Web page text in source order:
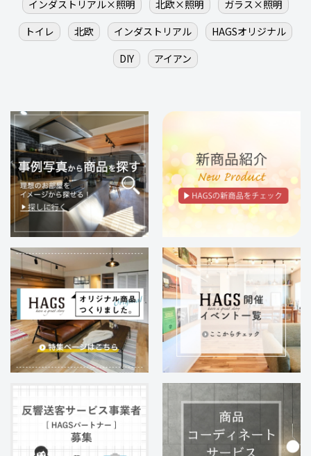
インダストリアル×照明
北欧×照明
ガラス×照明
トイレ
北欧 インダストリアル
HAGSオリジナル
DIY
アイアン